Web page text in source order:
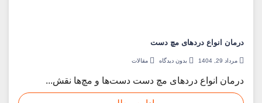
درمان انواع دردهای مچ دست
مرداد 29, 1404 بدون دیدگاه مقالات
درمان انواع دردهای مچ دست دست‌ها و مچ‌ها نقش...